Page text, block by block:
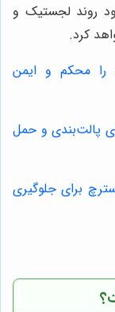
روند لجستیک و
کرد.
را محکم و ایمن
پالت‌بندی و حمل
برای جلوگیری